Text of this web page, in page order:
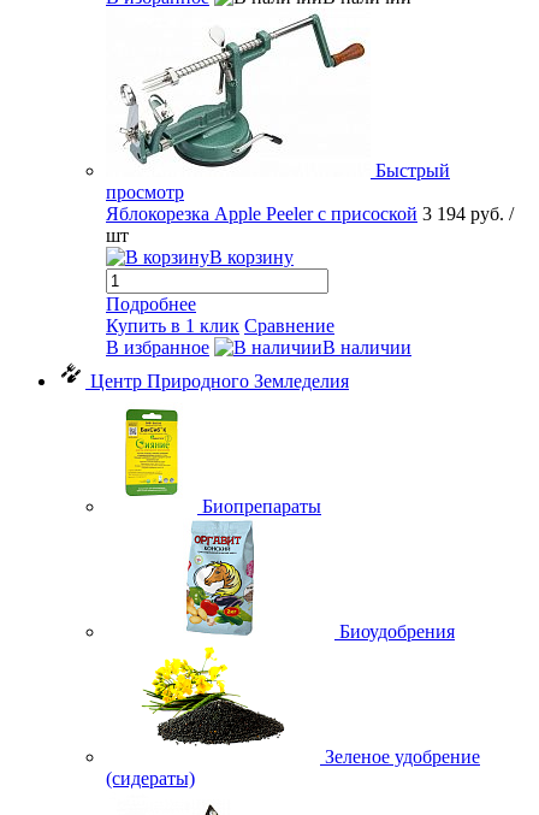
Быстрый
просмотр
Яблокорезка Apple Peeler с присоской 3 194 руб. /
шт
В корзину
Подробнее
Купить в 1 клик Сравнение
В избранное
В наличии
Центр Природного Земледелия
Биопрепараты
Биоудобрения
Зеленое удобрение
(сидераты)